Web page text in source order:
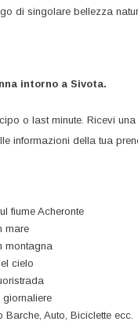
di singolare bellezza
intorno a Sivota.
o last minute. Ricevi
informazioni della tua
fiume Acheronte
mare
montagna
cielo
giornaliere
Barche, Auto, Biciclette ecc.